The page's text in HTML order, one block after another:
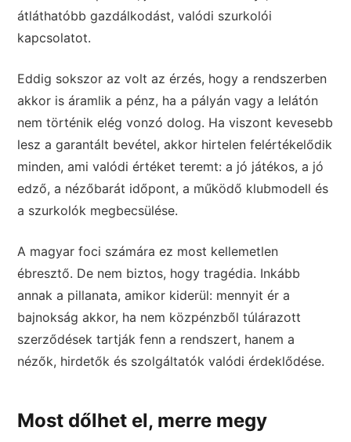
átláthatóbb gazdálkodást, valódi szurkolói
kapcsolatot.
Eddig sokszor az volt az érzés, hogy a rendszerben
akkor is áramlik a pénz, ha a pályán vagy a lelátón
nem történik elég vonzó dolog. Ha viszont kevesebb
lesz a garantált bevétel, akkor hirtelen felértékelődik
minden, ami valódi értéket teremt: a jó játékos, a jó
edző, a nézőbarát időpont, a működő klubmodell és
a szurkolók megbecsülése.
A magyar foci számára ez most kellemetlen
ébresztő. De nem biztos, hogy tragédia. Inkább
annak a pillanata, amikor kiderül: mennyit ér a
bajnokság akkor, ha nem közpénzből túlárazott
szerződések tartják fenn a rendszert, hanem a
nézők, hirdetők és szolgáltatók valódi érdeklődése.
Most dőlhet el, merre megy